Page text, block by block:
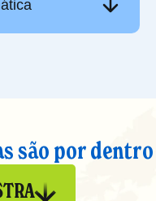
são por dentro